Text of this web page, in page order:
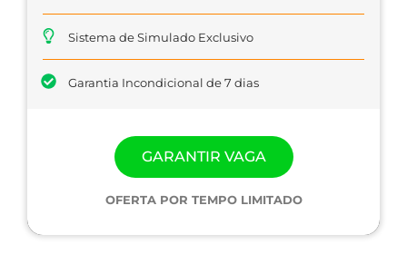
Sistema de Simulado Exclusivo
Garantia Incondicional de 7 dias
GARANTIR VAGA
OFERTA POR TEMPO LIMITADO